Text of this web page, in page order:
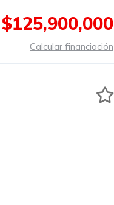
$125,900,000
Calcular financiación